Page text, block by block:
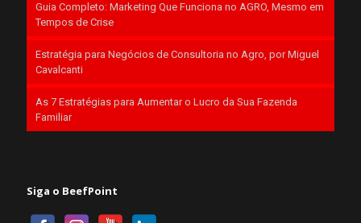
Guia Completo: Marketing Que Funciona no AGRO, Mesmo em
Tempos de Crise
Estratégia para Negócios de Consultoria no Agro, por Miguel
Cavalcanti
As 7 Estratégias para Aumentar o Lucro da Sua Fazenda
Familiar
Siga o BeefPoint